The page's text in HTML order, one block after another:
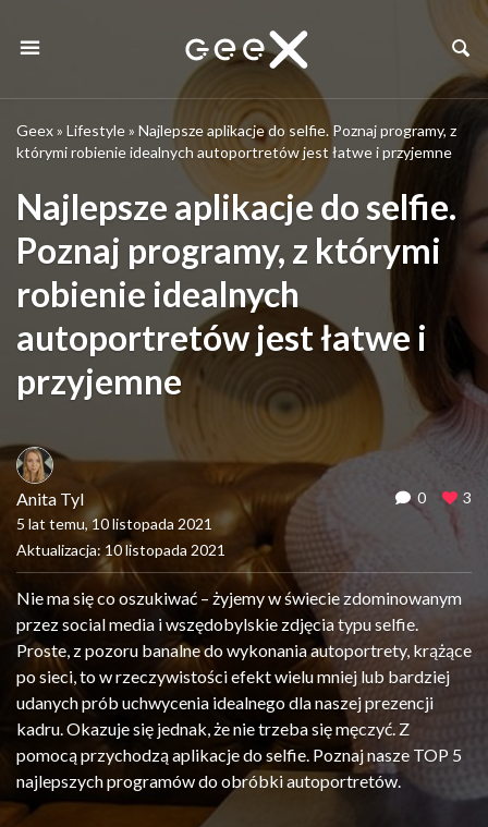
Geex» Lifestyle» Najlepsze aplikacje do selfie. Poznaj programy, z
którymi robienie idealnych autoportretów jest łatwe i przyjemne
Najlepsze aplikacje do selfie.
Poznaj programy, z którymi
robienie idealnych
autoportretów jest łatwe i
przyjemne
Anita Tyl
5 lat temu, 10 listopada 2021
Aktualizacja: 10 listopada 2021
0 3
Nie ma się co oszukiwać – żyjemy w świecie zdominowanym
przez social media i wszędobylskie zdjęcia typu selfie.
Proste, z pozoru banalne do wykonania autoportrety, krążące
po sieci, to w rzeczywistości efekt wielu mniej lub bardziej
udanych prób uchwycenia idealnego dla naszej prezencji
kadru. Okazuje się jednak, że nie trzeba się męczyć. Z
pomocą przychodzą aplikacje do selfie. Poznaj nasze TOP 5
najlepszych programów do obróbki autoportretów.